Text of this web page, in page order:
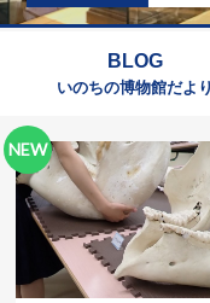
BLOG
いのちの博物館だより
NEW